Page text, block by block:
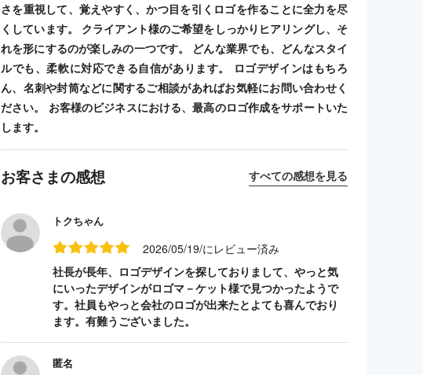
さを重視して、覚えやすく、かつ目を引くロゴを作ることに全力を尽
くしています。 クライアント様のご希望をしっかりヒアリングし、そ
れを形にするのが楽しみの一つです。 どんな業界でも、どんなスタイ
ルでも、柔軟に対応できる自信があります。 ロゴデザインはもちろ
ん、名刺や封筒などに関するご相談があればお気軽にお問い合わせく
ださい。 お客様のビジネスにおける、最高のロゴ作成をサポートいた
します。
お客さまの感想 すべての感想を見る
トクちゃん
2026/05/19/にレビュー済み
社長が長年、ロゴデザインを探しておりまして、やっと気
にいったデザインがロゴマ－ケット様で見つかったようで
す。社員もやっと会社のロゴが出来たとよても喜んでおり
ます。有難うございました。
匿名